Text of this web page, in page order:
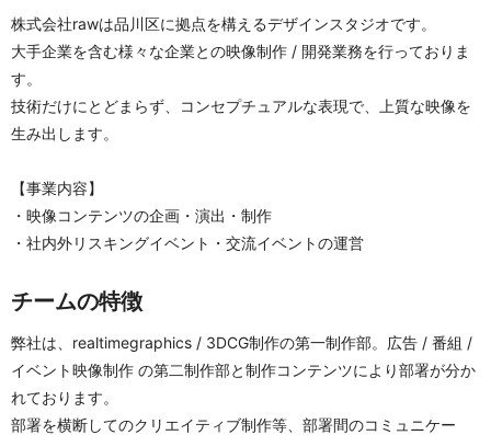
株式会社rawは品川区に拠点を構えるデザインスタジオです。
大手企業を含む様々な企業との映像制作 / 開発業務を行っておりま
す。
技術だけにとどまらず、コンセプチュアルな表現で、上質な映像を
生み出します。
【事業内容】
・映像コンテンツの企画・演出・制作
・社内外リスキングイベント・交流イベントの運営
チームの特徴
弊社は、realtimegraphics / 3DCG制作の第一制作部。広告 / 番組 /
イベント映像制作 の第二制作部と制作コンテンツにより部署が分か
れております。
部署を横断してのクリエイティブ制作等、部署間のコミュニケー